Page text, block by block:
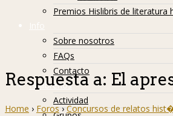
Premios Hislibris de literatura
Info
Sobre nosotros
FAQs
Contacto
Hislibreños
Actividad
Respuesta a: El
Home › Foros › Concursos de relatos